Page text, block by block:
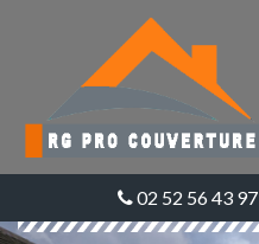
02 52 56 43 97